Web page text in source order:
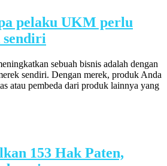
pelaku UKM perlu
sendiri
sebuah bisnis adalah dengan
sendiri. Dengan merek, produk Anda
atau pembeda dari produk lainnya yang
153 Hak Paten,